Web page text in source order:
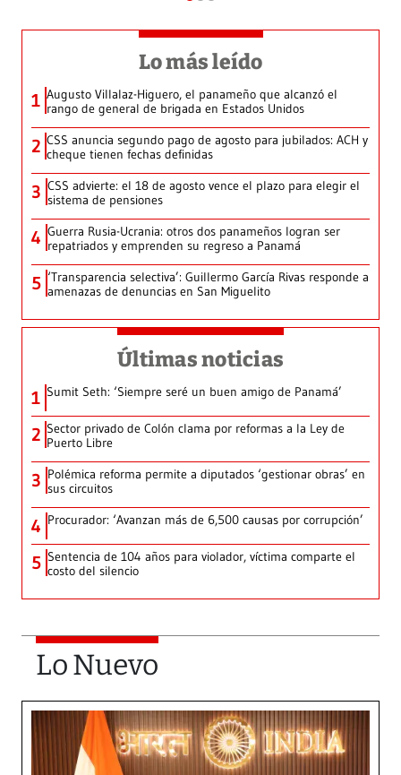
Lo más leído
1 Augusto Villalaz-Higuero, el panameño que alcanzó el
rango de general de brigada en Estados Unidos
2 CSS anuncia segundo pago de agosto para jubilados: ACH y
cheque tienen fechas definidas
3 CSS advierte: el 18 de agosto vence el plazo para elegir el
sistema de pensiones
4 Guerra Rusia-Ucrania: otros dos panameños logran ser
repatriados y emprenden su regreso a Panamá
5 ‘Transparencia selectiva’: Guillermo García Rivas responde a
amenazas de denuncias en San Miguelito
Últimas noticias
1 Sumit Seth: ‘Siempre seré un buen amigo de Panamá’
2 Sector privado de Colón clama por reformas a la Ley de
Puerto Libre
3 Polémica reforma permite a diputados ‘gestionar obras’ en
sus circuitos
4 Procurador: ‘Avanzan más de 6,500 causas por corrupción’
5 Sentencia de 104 años para violador, víctima comparte el
costo del silencio
Lo Nuevo